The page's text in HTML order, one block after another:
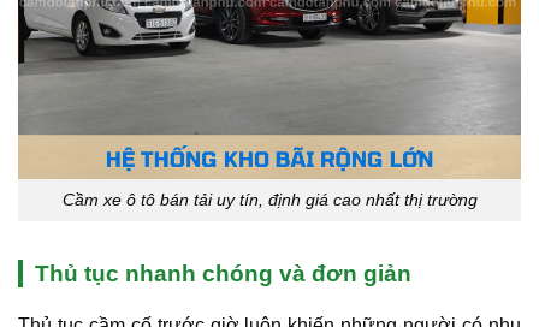
Cầm xe ô tô bán tải uy tín, định giá cao nhất thị trường
Thủ tục nhanh chóng và đơn giản